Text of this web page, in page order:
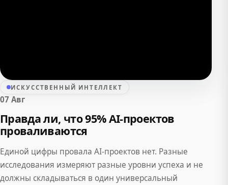
ИСКУССТВЕННЫЙ ИНТЕЛЛЕКТ
07 Авг
Правда ли, что 95% AI-проектов
проваливаются
Единой цифры провала AI-проектов нет. Разные
исследования измеряют разные уровни успеха и не
должны складываться в один универсальный